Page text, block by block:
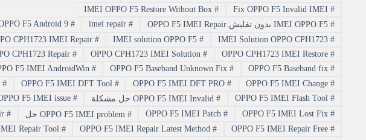
#
Fix OPPO F5 Invalid IMEI
#
IMEI OPPO F5 Restore Without Box
#IMEI OPPO F5 بدون تفليش.OPPO F5 IMEI Repair #
imei repair
#
IMEI Repair OPPO F5 Android 9
#
IMEI Solution OPPO CPH1723
#
IMEI solution OPPO F5
#
OPPO CPH1723 IMEI Repair
#
OPPO CPH1723 IMEI Restore
#
OPPO CPH1723 IMEI Solution
#
OPPO CPH1723 Repair
#
OPPO F5 Baseband fix
#
OPPO F5 Baseband Unknown Fix
#
OPPO F5 IMEI AndroidWin
#
OPPO F5 IMEI Change
#
OPPO F5 IMEI DFT PRO
#
#
#
OPPO F5 IMEI Flash Tool
#OPPO F5 IMEI Invalid حل مشكلة #
OPPO F5 IMEI issue
#
OPPO F5 IMEI Lost Fix
#
OPPO F5 IMEI Patch
#
#
OPPO F5 IMEI Repair
#
OPPO F5 IMEI Repair Free
#
OPPO F5 IMEI Repair Latest Method
#